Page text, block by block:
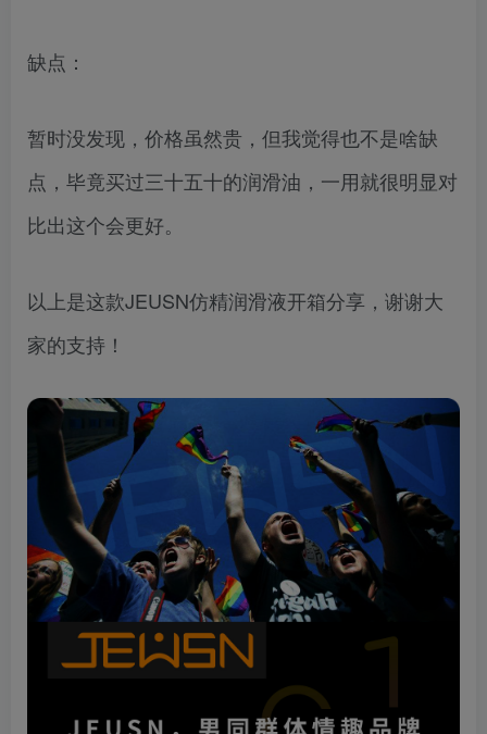
缺点：
暂时没发现，价格虽然贵，但我觉得也不是啥缺
点，毕竟买过三十五十的润滑油，一用就很明显对
比出这个会更好。
以上是这款JEUSN仿精润滑液开箱分享，谢谢大
家的支持！